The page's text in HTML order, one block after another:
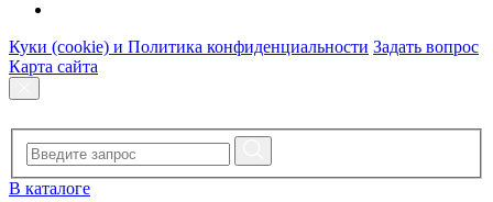
Куки (cookie) и Политика конфиденциальности Задать вопрос
Карта сайта
В каталоге